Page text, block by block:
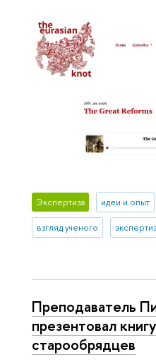
Экспертиза идеи и опыт
взгляд ученого
Преподаватель
презентовал
старообрядцев